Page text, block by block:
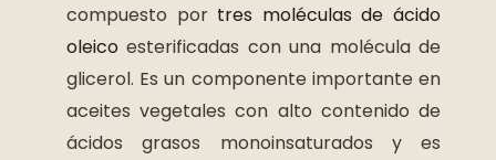
compuesto por tres moléculas de ácido
oleico esterificadas con una molécula de
glicerol. Es un componente importante en
aceites vegetales con alto contenido de
ácidos grasos monoinsaturados y es